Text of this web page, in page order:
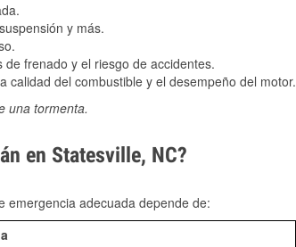
y más.
frenado y el riesgo de accidentes.
del combustible y el desempeño del motor.
una tormenta.
en Statesville, NC?
emergencia adecuada depende de: